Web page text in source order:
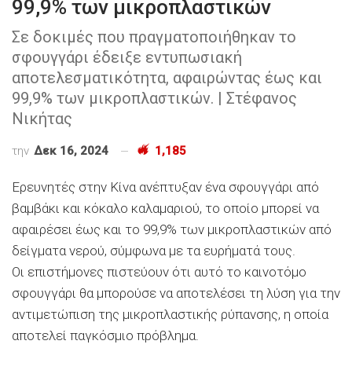
99,9% των μικροπλαστικών
Σε δοκιμές που πραγματοποιήθηκαν το
σφουγγάρι έδειξε εντυπωσιακή
αποτελεσματικότητα, αφαιρώντας έως και
99,9% των μικροπλαστικών. | Στέφανος
Νικήτας
την Δεκ 16, 2024 1,185
Ερευνητές στην Κίνα ανέπτυξαν ένα σφουγγάρι από
βαμβάκι και κόκαλο καλαμαριού, το οποίο μπορεί να
αφαιρέσει έως και το 99,9% των μικροπλαστικών από
δείγματα νερού, σύμφωνα με τα ευρήματά τους.
Οι επιστήμονες πιστεύουν ότι αυτό το καινοτόμο
σφουγγάρι θα μπορούσε να αποτελέσει τη λύση για την
αντιμετώπιση της μικροπλαστικής ρύπανσης, η οποία
αποτελεί παγκόσμιο πρόβλημα.